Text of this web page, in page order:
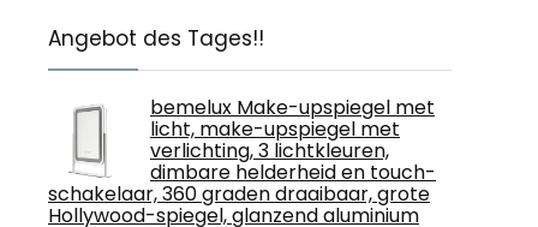
Angebot des Tages!!
bemelux Make-upspiegel met
licht, make-upspiegel met
verlichting, 3 lichtkleuren,
dimbare helderheid en touch-
schakelaar, 360 graden draaibaar, grote
Hollywood-spiegel, glanzend aluminium